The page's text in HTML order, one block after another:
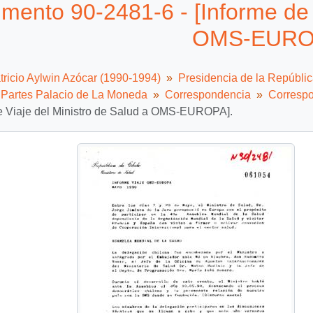
90-2481-6 - [Informe
OMS-
Aylwin Azócar (1990-1994)
Presidencia de la
Palacio de La Moneda
Correspondencia
Viaje del Ministro de Salud a OMS-EUROPA].